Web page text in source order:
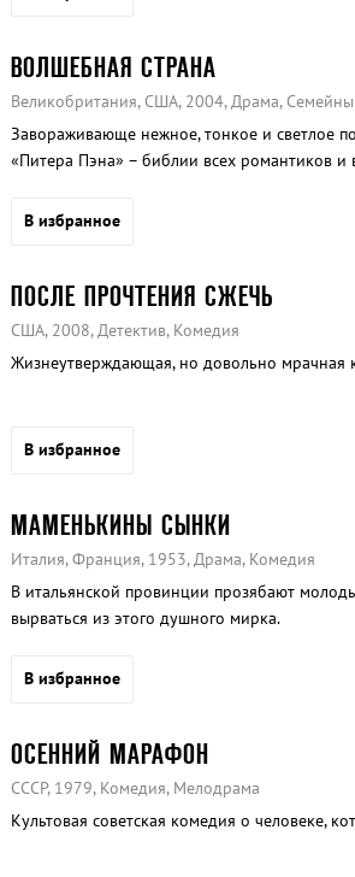
ВОЛШЕБНАЯ СТРАНА
Великобритания, США, 2004, Драма,
Завораживающе нежное, тонкое и светлое
«Питера Пэна» – библии всех романтиков и
В избранное
ПОСЛЕ ПРОЧТЕНИЯ CЖЕЧЬ
США, 2008, Детектив, Комедия
Жизнеутверждающая, но довольно мрачная
В избранное
МАМЕНЬКИНЫ СЫНКИ
Италия, Франция, 1953, Драма, Комедия
В итальянской провинции прозябают
вырваться из этого душного мирка.
В избранное
ОСЕННИЙ МАРАФОН
СССР, 1979, Комедия, Мелодрама
Культовая советская комедия о человеке,